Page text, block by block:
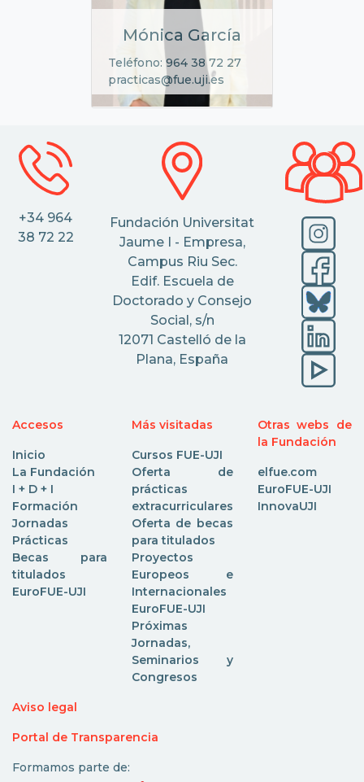
Mónica García
Teléfono: 964 38 72 27
practicas@fue.uji.es
+34 964
38 72 22
Fundación Universitat
Jaume I - Empresa,
Campus Riu Sec.
Edif. Escuela de
Doctorado y Consejo
Social, s/n
12071 Castelló de la
Plana, España
Accesos
Inicio
La Fundación
I + D + I
Formación
Jornadas
Prácticas
Becas para
titulados
EuroFUE-UJI
Más visitadas
Cursos FUE-UJI
Oferta de
prácticas
extracurriculares
Oferta de becas
para titulados
Proyectos
Europeos e
Internacionales
EuroFUE-UJI
Próximas
Jornadas,
Seminarios y
Congresos
Otras webs de
la Fundación
elfue.com
EuroFUE-UJI
InnovaUJI
Aviso legal
Portal de Transparencia
Formamos parte de: